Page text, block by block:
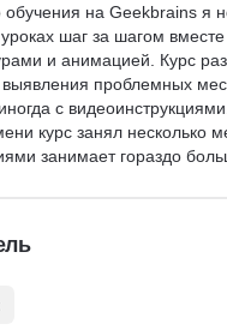
обучения на Geekbrains я
шаг за шагом
и анимацией. Курс
проблемных
с
курс занял несколько
занимает гораздо